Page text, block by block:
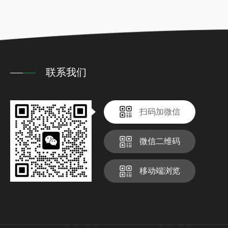
联系我们
扫码加微信
微信二维码
移动端浏览